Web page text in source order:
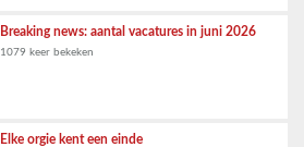
Breaking news: aantal vacatures in juni 2026
1079 keer bekeken
Elke orgie kent een einde